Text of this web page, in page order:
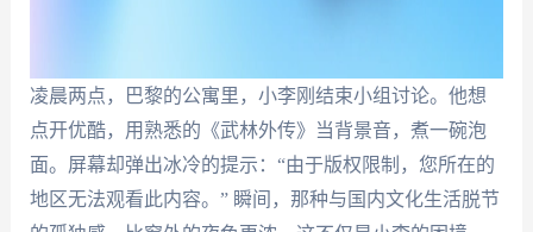
凌晨两点，巴黎的公寓里，小李刚结束小组讨论。他想
点开优酷，用熟悉的《武林外传》当背景音，煮一碗泡
面。屏幕却弹出冰冷的提示：“由于版权限制，您所在的
地区无法观看此内容。” 瞬间，那种与国内文化生活脱节